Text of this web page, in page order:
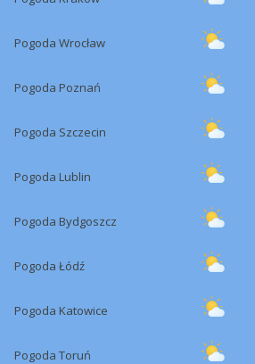
Pogoda Wrocław
Pogoda Poznań
Pogoda Szczecin
Pogoda Lublin
Pogoda Bydgoszcz
Pogoda Łódź
Pogoda Katowice
Pogoda Toruń